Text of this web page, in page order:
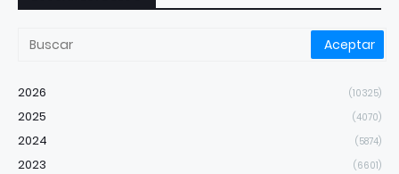
2026 (10325)
2025 (4070)
2024 (5874)
2023 (6601)